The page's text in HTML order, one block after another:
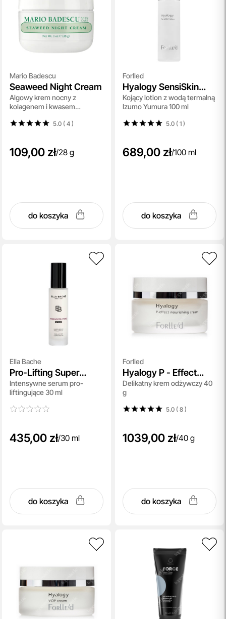
Mario Badescu
Seaweed Night Cream
Algowy krem nocny z
kolagenem i kwasem
5.0 ( 4)
109,00 zł/28 g
do koszyka
Forlled
Hyalogy SensiSkin
Lotion
Kojący lotion z wodą termalną
Izumo Yumura 100 ml
5.0 ( 1)
689,00 zł/100 ml
do koszyka
Ella Bache
Pro-Lifting Super
Serum
Intensywne serum pro-
liftingujące 30 ml
435,00 zł/30 ml
do koszyka
Forlled
Hyalogy P - Effect
Nourishing Cream
Delikatny krem odżywczy 40
g
5.0 ( 8)
1039,00 zł/40 g
do koszyka